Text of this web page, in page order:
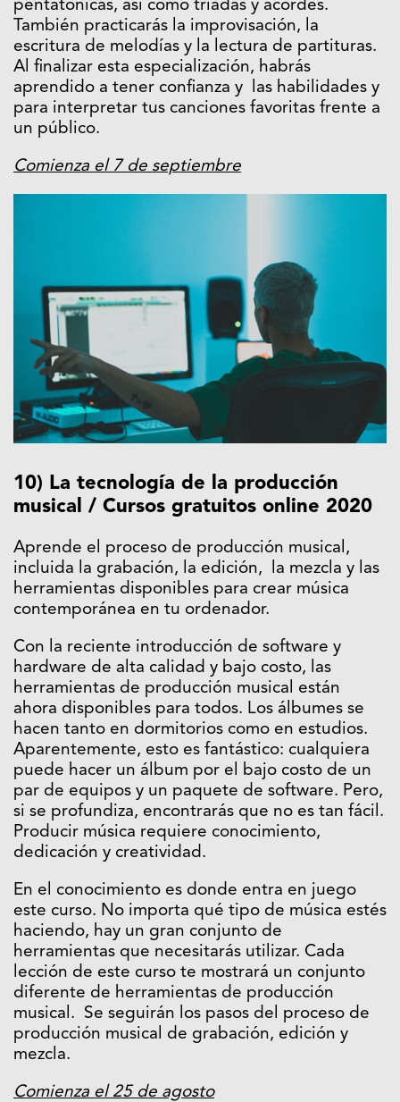
pentatónicas, así como tríadas y acordes.
También practicarás la improvisación, la
escritura de melodías y la lectura de partituras.
Al finalizar esta especialización, habrás
aprendido a tener confianza y las habilidades y
para interpretar tus canciones favoritas frente a
un público.
Comienza el 7 de septiembre
10) La tecnología de la producción
musical / Cursos gratuitos online 2020
Aprende el proceso de producción musical,
incluida la grabación, la edición, la mezcla y las
herramientas disponibles para crear música
contemporánea en tu ordenador.
Con la reciente introducción de software y
hardware de alta calidad y bajo costo, las
herramientas de producción musical están
ahora disponibles para todos. Los álbumes se
hacen tanto en dormitorios como en estudios.
Aparentemente, esto es fantástico: cualquiera
puede hacer un álbum por el bajo costo de un
par de equipos y un paquete de software. Pero,
si se profundiza, encontrarás que no es tan fácil.
Producir música requiere conocimiento,
dedicación y creatividad.
En el conocimiento es donde entra en juego
este curso. No importa qué tipo de música estés
haciendo, hay un gran conjunto de
herramientas que necesitarás utilizar. Cada
lección de este curso te mostrará un conjunto
diferente de herramientas de producción
musical. Se seguirán los pasos del proceso de
producción musical de grabación, edición y
mezcla.
Comienza el 25 de agosto